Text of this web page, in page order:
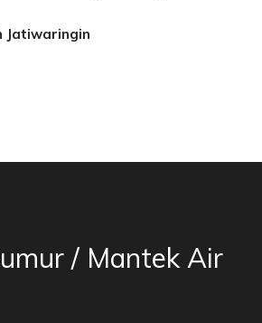
Jatiwaringin
/ Mantek Air